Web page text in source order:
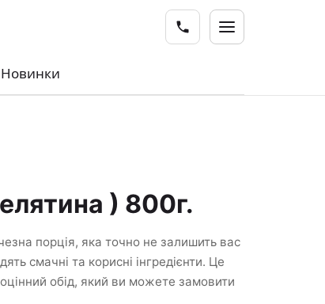
Новинки
) 800г.
порція, яка точно не залишить вас
смачні та корисні інгредієнти. Це
обід, який ви можете замовити